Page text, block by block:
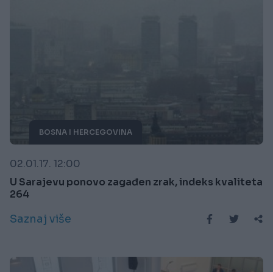
BOSNA I HERCEGOVINA
02.01.17. 12:00
U Sarajevu ponovo zagađen zrak, indeks kvaliteta
264
Saznaj više